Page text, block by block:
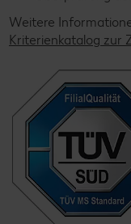
Weitere
Kriterienkatalog zur